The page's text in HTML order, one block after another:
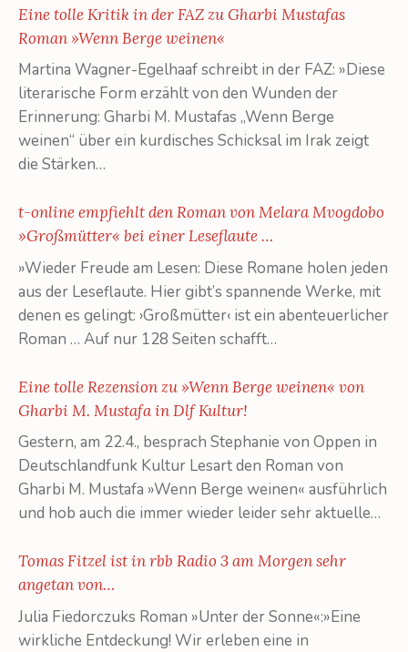
Eine tolle Kritik in der FAZ zu Gharbi Mustafas
Roman »Wenn Berge weinen«
Martina Wagner-Egelhaaf schreibt in der FAZ: »Diese
literarische Form erzählt von den Wunden der
Erinnerung: Gharbi M. Mustafas „Wenn Berge
weinen“ über ein kurdisches Schicksal im Irak zeigt
die Stärken…
t-online empfiehlt den Roman von Melara Mvogdobo
»Großmütter« bei einer Leseflaute …
»Wieder Freude am Lesen: Diese Romane holen jeden
aus der Leseflaute. Hier gibt’s spannende Werke, mit
denen es gelingt: ›Großmütter‹ ist ein abenteuerlicher
Roman … Auf nur 128 Seiten schafft…
Eine tolle Rezension zu »Wenn Berge weinen« von
Gharbi M. Mustafa in Dlf Kultur!
Gestern, am 22.4., besprach Stephanie von Oppen in
Deutschlandfunk Kultur Lesart den Roman von
Gharbi M. Mustafa »Wenn Berge weinen« ausführlich
und hob auch die immer wieder leider sehr aktuelle…
Tomas Fitzel ist in rbb Radio 3 am Morgen sehr
angetan von…
Julia Fiedorczuks Roman »Unter der Sonne«:»Eine
wirkliche Entdeckung! Wir erleben eine in